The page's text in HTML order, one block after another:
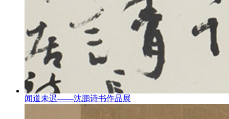
闻道未迟——沈鹏诗书作品展